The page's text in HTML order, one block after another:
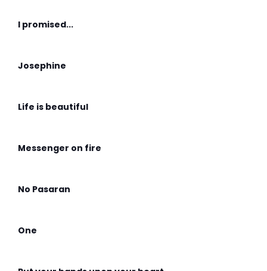
I promised...
Josephine
Life is beautiful
Messenger on fire
No Pasaran
One